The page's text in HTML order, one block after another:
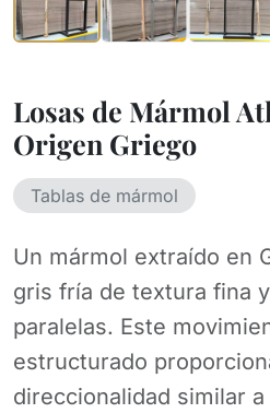
Losas de Mármol
Origen Griego
Tablas de mármol
Un mármol extraído en
gris fría de textura fina
paralelas. Este
estructurado
direccionalidad similar